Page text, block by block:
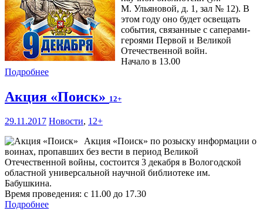
М. Ульяновой, д. 1, зал № 12). В
этом году оно будет освещать
события, связанные с саперами-
героями Первой и Великой
Отечественной войн.
Начало в 13.00
Подробнее
Акция «Поиск» 12+
29.11.2017 Новости, 12+
Акция «Поиск» по розыску информации о
воинах, пропавших без вести в период Великой
Отечественной войны, состоится 3 декабря в Вологодской
областной универсальной научной библиотеке им.
Бабушкина.
Время проведения: с 11.00 до 17.30
Подробнее